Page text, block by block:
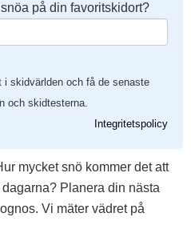
på din favoritskidort?
skidvärlden och få de senaste
och skidtesterna.
Integritetspolicy
mycket snö kommer det att
Planera din nästa
Vi mäter vädret på